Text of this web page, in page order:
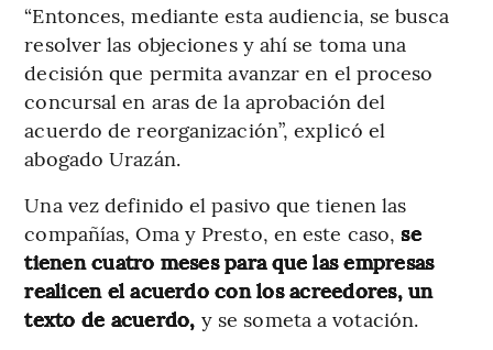
“Entonces, mediante esta audiencia, se busca
resolver las objeciones y ahí se toma una
decisión que permita avanzar en el proceso
concursal en aras de la aprobación del
acuerdo de reorganización”, explicó el
abogado Urazán.
Una vez definido el pasivo que tienen las
compañías, Oma y Presto, en este caso,se
tienen cuatro meses para que las empresas
realicen el acuerdo con los acreedores, un
texto de acuerdo, y se someta a votación.